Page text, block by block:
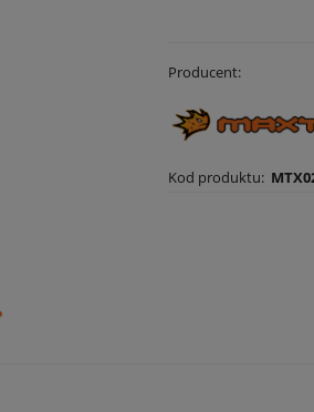
Producent:
Kod produktu: